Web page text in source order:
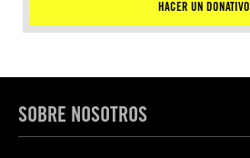
HACER UN DONATIVO
SOBRE NOSOTROS